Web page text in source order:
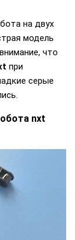
на двух
модель
что
при
серые
nxt